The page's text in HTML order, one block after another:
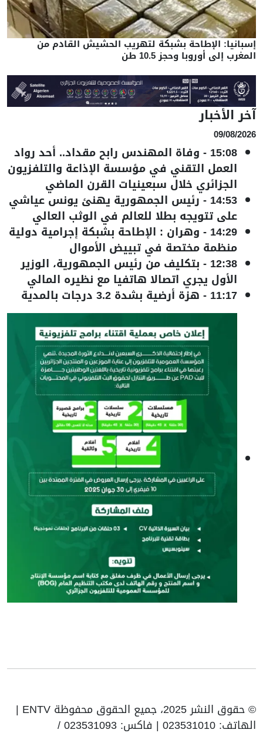
إسبانيا: الإطاحة بشبكة لتهريب الحشيش القادم من
المغرب إلى أوروبا وحجز 10.5 طن
آخر الأخبار
09/08/2026
15:08
- وفاة المهندس رابح مقداد.. أحد رواد
العمل التقني في مؤسسة الإذاعة والتلفزيون
الجزائري خلال سبعينيات القرن الماضي
14:53
-رئيس الجمهورية يهنئ يونس عياشي
على تتويجه بطلا للعالم في الوثب العالي
14:29
- وهران : الإطاحة بشبكة إجرامية دولية
منظمة مختصة في تبييض الأموال
12:38
- بتكليف من رئيس الجمهورية، الوزير
الأول يجري اتصالا هاتفيا مع نظيره المالي
11:17
- هزة أرضية بشدة 3.2 درجات بالمدية
© حقوق النشر 2025، جميع الحقوق محفوظة ENTV |
الهاتف: 023531010 | فاكس: 023531093 /